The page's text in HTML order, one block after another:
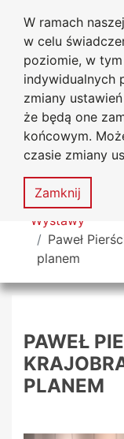
W ramach
w celu
poziomie, w
indywidualnych
zmiany
że będą one
końcowym.
czasie zmiany
Zamknij
Przejdź do
Przejdź do
Przejdź do
Przejdź do
MENU
Tutaj jesteś
Wystawy
Paweł
planem
PAWEŁ
PLANEM